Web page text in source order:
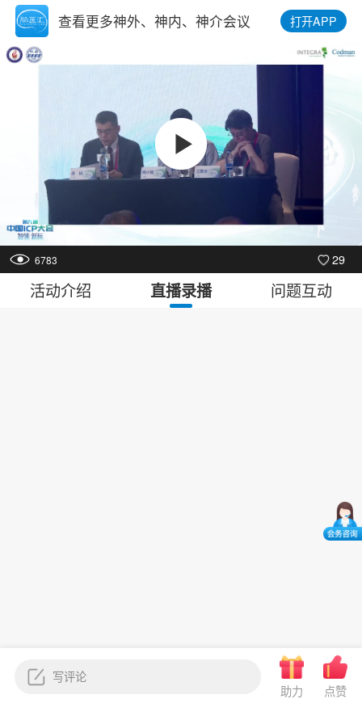
查看更多神外、神内、神介会议 打开APP
00:00/24:22 1.0x
720p
点我发弹幕
6783 29
活动介绍 直播录播 问题互动
助力 点赞